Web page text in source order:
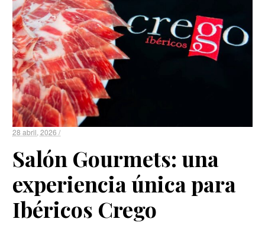
28 abril, 2026 /
Salón Gourmets: una
experiencia única para
Ibéricos Crego